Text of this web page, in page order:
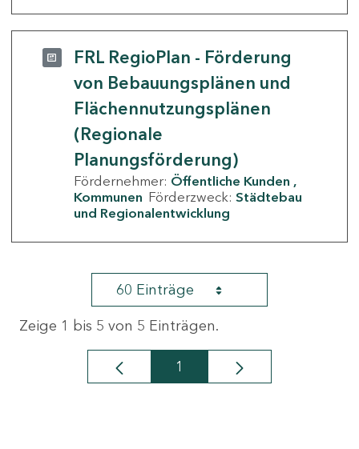
FRL RegioPlan - Förderung
von Bebauungsplänen und
Flächennutzungsplänen
(Regionale
Planungsförderung)
Fördernehmer: Öffentliche Kunden
Kommunen Förderzweck: Städtebau
und Regionalentwicklung
60 Einträge
Zeige 1 bis 5 von 5 Einträgen.
Seite
1